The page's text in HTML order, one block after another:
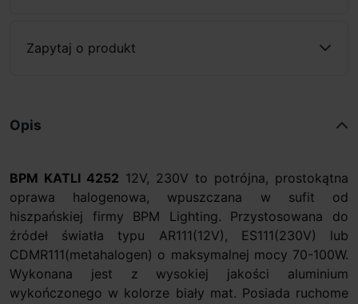
Zapytaj o produkt
Opis
BPM KATLI 4252 12V, 230V to potrójna, prostokątna
oprawa halogenowa, wpuszczana w sufit od
hiszpańskiej firmy BPM Lighting. Przystosowana do
źródeł światła typu AR111(12V), ES111(230V) lub
CDMR111(metahalogen) o maksymalnej mocy 70-100W.
Wykonana jest z wysokiej jakości aluminium
wykończonego w kolorze biały mat. Posiada ruchome